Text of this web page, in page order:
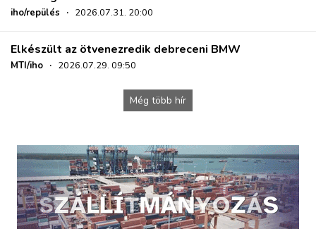
iho/repülés · 2026.07.31. 20:00
Elkészült az ötvenezredik debreceni BMW
MTI/iho · 2026.07.29. 09:50
Még több hír